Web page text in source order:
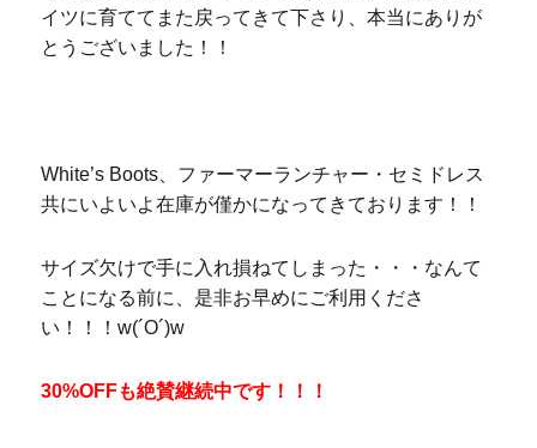
イツに育ててまた戻ってきて下さり、本当にありが
とうございました！！
White’s Boots、ファーマーランチャー・セミドレス
共にいよいよ在庫が僅かになってきております！！
サイズ欠けで手に入れ損ねてしまった・・・なんて
ことになる前に、是非お早めにご利用くださ
い！！！w(´O´)w
30%OFFも絶賛継続中です！！！